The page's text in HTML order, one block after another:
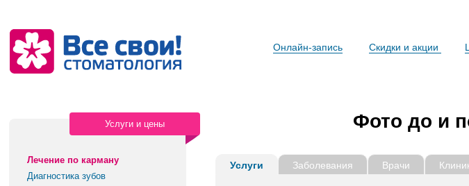
Онлайн-запись Скидки и акции
Услуги и цены
Лечение по карману
Диагностика зубов
Фото до и
Услуги Заболевания Врачи